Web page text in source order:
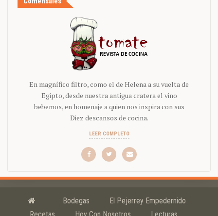
En magnífico filtro, como el de Helena a su vuelta de
Egipto, desde nuestra antigua cratera el vino
bebemos, en homenaje a quien nos inspira con sus
Diez descansos de cocina.
LEER COMPLETO
Bodegas
El Pejerrey Empedernido